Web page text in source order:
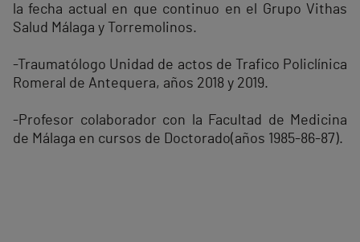
la fecha actual en que continuo en el Grupo Vithas
Salud Málaga y Torremolinos.
-Traumatólogo Unidad de actos de Trafico Policlínica
Romeral de Antequera, años 2018 y 2019.
-Profesor colaborador con la Facultad de Medicina
de Málaga en cursos de Doctorado(años 1985-86-87).